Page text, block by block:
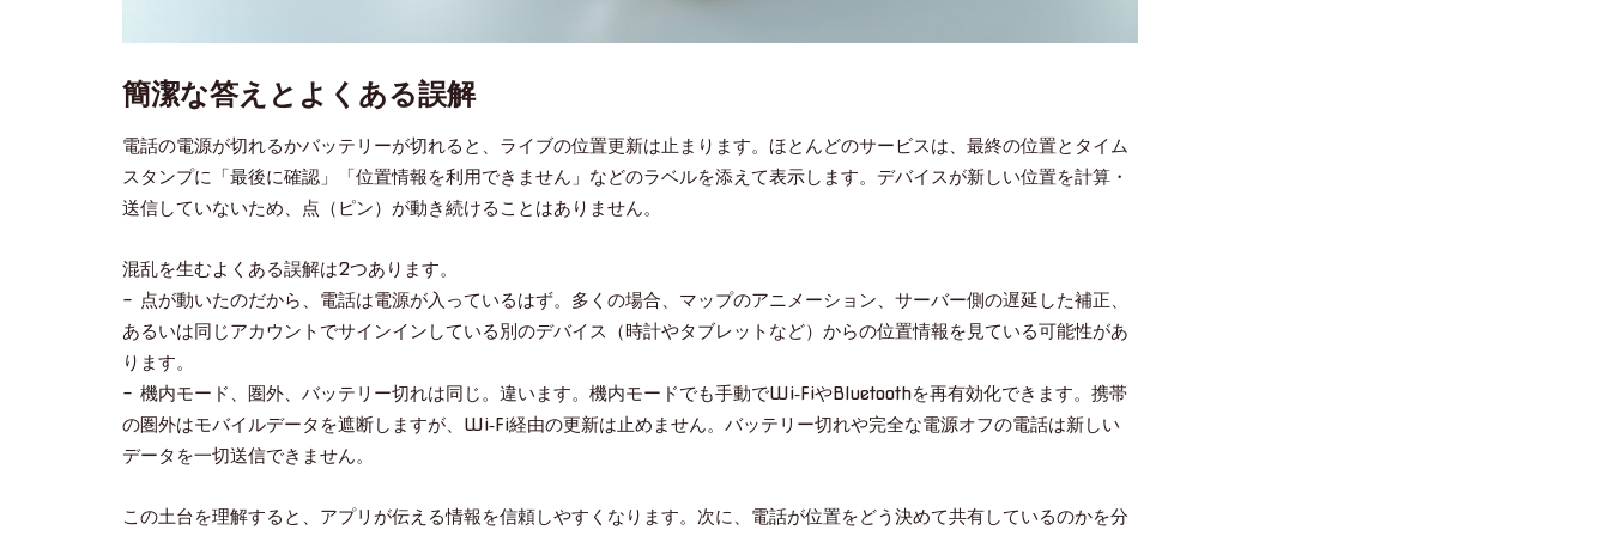
簡潔な答えとよくある誤解
電話の電源が切れるかバッテリーが切れると、ライブの位置更新は止まります。ほとんどのサービスは、最終の位置とタイム
スタンプに「最後に確認」「位置情報を利用できません」などのラベルを添えて表示します。デバイスが新しい位置を計算・
送信していないため、点（ピン）が動き続けることはありません。
混乱を生むよくある誤解は2つあります。
– 点が動いたのだから、電話は電源が入っているはず。多くの場合、マップのアニメーション、サーバー側の遅延した補正、
あるいは同じアカウントでサインインしている別のデバイス（時計やタブレットなど）からの位置情報を見ている可能性があ
ります。
– 機内モード、圏外、バッテリー切れは同じ。違います。機内モードでも手動でWi‑FiやBluetoothを再有効化できます。携帯
の圏外はモバイルデータを遮断しますが、Wi‑Fi経由の更新は止めません。バッテリー切れや完全な電源オフの電話は新しい
データを一切送信できません。
この土台を理解すると、アプリが伝える情報を信頼しやすくなります。次に、電話が位置をどう決めて共有しているのかを分